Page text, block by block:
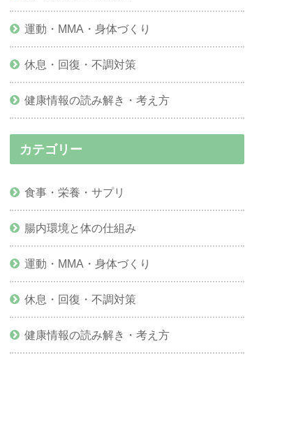
運動・MMA・身体づくり
休息・回復・不調対策
健康情報の読み解き・考え方
カテゴリー
食事・栄養・サプリ
腸内環境と体の仕組み
運動・MMA・身体づくり
休息・回復・不調対策
健康情報の読み解き・考え方